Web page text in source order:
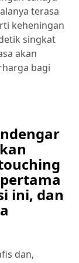
terasa
keheningan
singkat
akan
bagi
ini, dan
dan,